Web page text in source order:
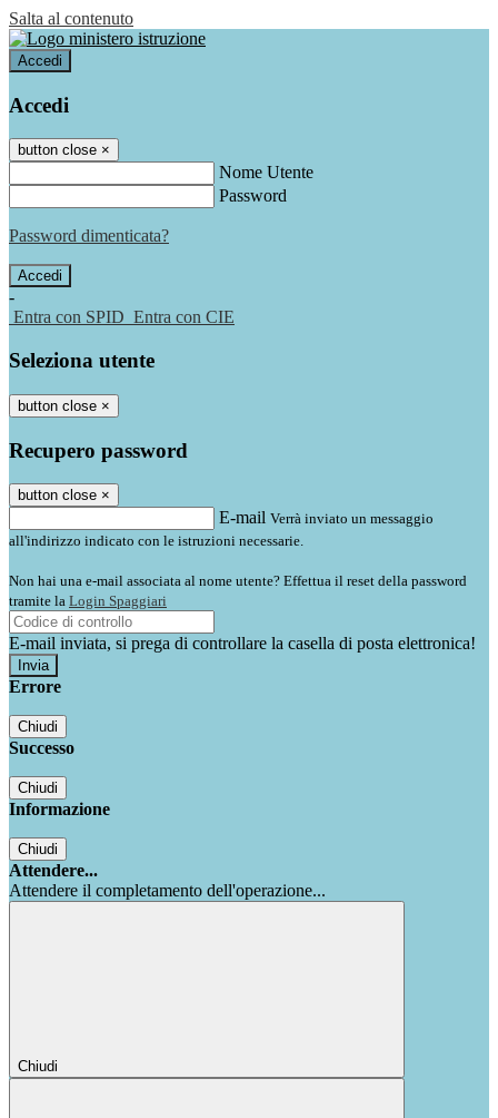
Salta al contenuto
Accedi
Accedi
button close ×
Nome Utente
Password
Password dimenticata?
-
Entra con SPID Entra con CIE
Seleziona utente
button close ×
Recupero password
button close ×
E-mail Verrà inviato un messaggio
all'indirizzo indicato con le istruzioni necessarie.
Non hai una e-mail associata al nome utente? Effettua il reset della password
tramite la Login Spaggiari
E-mail inviata, si prega di controllare la casella di posta elettronica!
Errore
Chiudi
Successo
Chiudi
Informazione
Chiudi
Attendere...
Attendere il completamento dell'operazione...
Chiudi